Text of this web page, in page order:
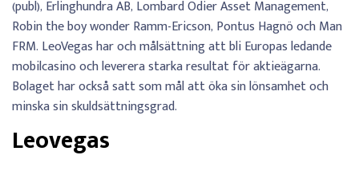
(publ), Erlinghundra AB, Lombard Odier Asset Management,
Robin the boy wonder Ramm-Ericson, Pontus Hagnö och Man
FRM. LeoVegas har och målsättning att bli Europas ledande
mobilcasino och leverera starka resultat för aktieägarna.
Bolaget har också satt som mål att öka sin lönsamhet och
minska sin skuldsättningsgrad.
Leovegas